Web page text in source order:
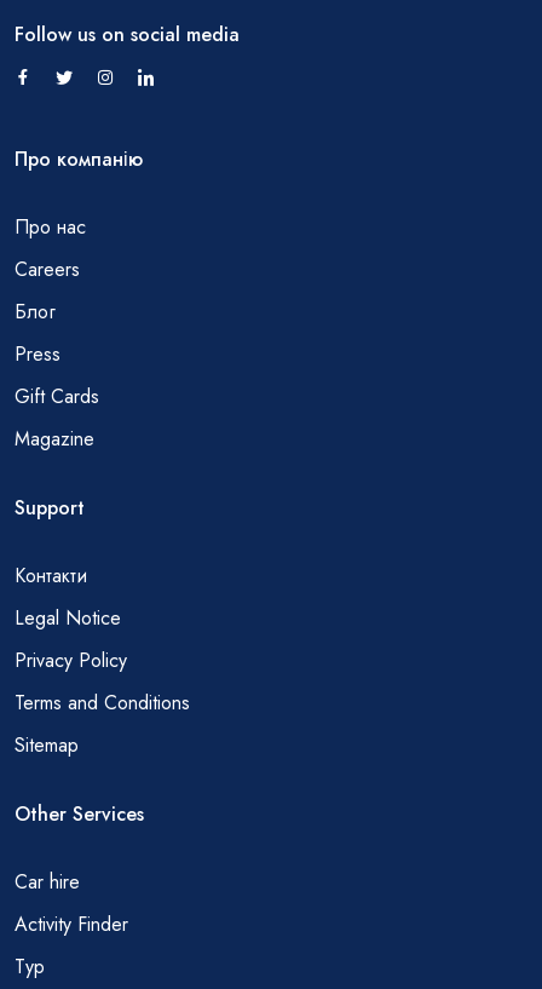
Follow us on social media
Про компанію
Про нас
Careers
Блог
Press
Gift Cards
Magazine
Support
Контакти
Legal Notice
Privacy Policy
Terms and Conditions
Sitemap
Other Services
Car hire
Activity Finder
Тур